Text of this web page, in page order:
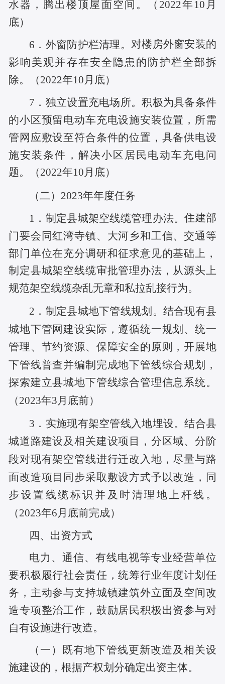
水器，腾出楼顶屋面空间。（ 2022年10月
底）
6．外窗防护栏清理。对楼房外窗安装的
影响美观并存在安全隐患的防护栏全部拆
除。（2022年10月底）
7．独立设置充电场所。积极为具备条件
的小区预留电动车充电设施安装位置，所需
管网应敷设至符合条件的位置，具备供电设
施安装条件，解决小区居民电动车充电问
题。（2022年10月底）
（二） 2023年年度任务
1．制定县城架空线缆管理办法。住建部
门要会同红湾寺镇、大河乡和工信、交通等
部门单位在充分调研和征求意见的基础上，
制定县城架空线缆审批管理办法，从源头上
规范架空线缆杂乱无章和私拉乱接行为。
2．制定县城地下管线规划。 结合现有县
城地下管网建设实际，遵循统一规划、统一
管理、节约资源、保障安全的原则，开展地
下管线普查并编制完成地下管线综合规划，
探索建立县城地下管线综合管理信息系统。
（2023年3月底前）
3．实施现有架空管线入地埋设。结合县
城道路建设及相关建设项目，分区域、分阶
段对现有架空管线进行迁改入地，尽量与路
面改造项目同步采取敷设方式予以改造，同
步设置线缆标识并及时清理地上杆线。
（2023年6月底前完成）
四、出资方式
电力、通信、有线电视等专业经营单位
要积极履行社会责任，统筹行业年度计划任
务，主动参与支持城镇建筑外立面及空间改
造专项整治工作，鼓励居民积极出资参与对
自有设施进行改造。
（一）既有地下管线更新改造及相关设
施建设的，根据产权划分确定出资主体。